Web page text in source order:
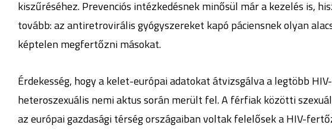
kiszűréséhez. Prevenciós intézkedésnek minősül már a kezelés is,
tovább: az antiretrovirális gyógyszereket kapó páciensnek olyan
képtelen megfertőzni másokat.
Érdekesség, hogy a kelet-európai adatokat átvizsgálva a legtöbb
heteroszexuális nemi aktus során merült fel. A férfiak közötti
az európai gazdasági térség országaiban voltak felelősek a HIV-